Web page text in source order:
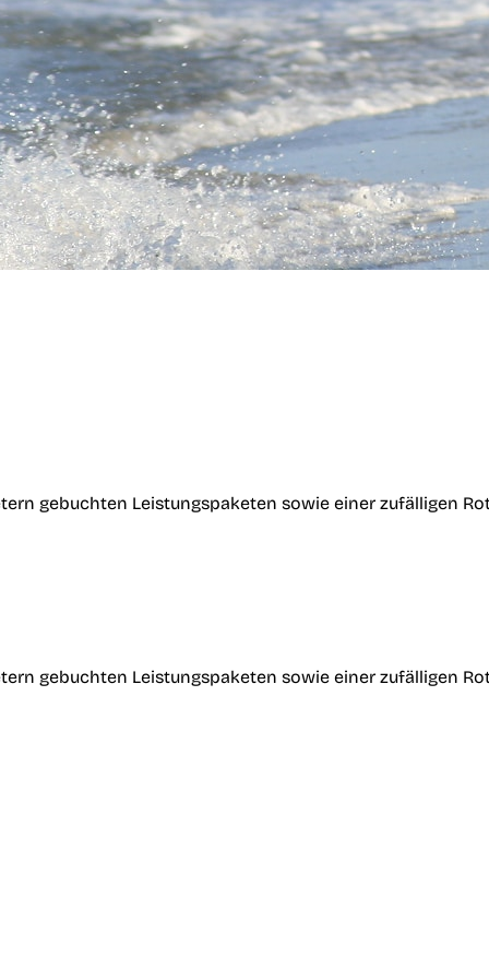
gebuchten Leistungspaketen sowie einer zufälligen
gebuchten Leistungspaketen sowie einer zufälligen